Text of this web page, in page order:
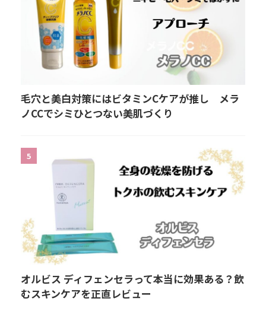
毛穴と美白対策にはビタミンCケアが推し メラ
ノCCでシミひとつない美肌づくり
5
オルビス ディフェンセラって本当に効果ある？飲
むスキンケアを正直レビュー